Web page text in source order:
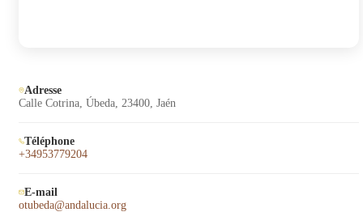
Adresse
Calle Cotrina, Úbeda, 23400, Jaén
Téléphone
+34953779204
E-mail
otubeda@andalucia.org